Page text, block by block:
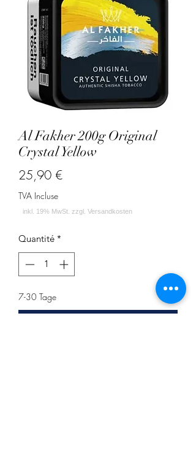
Al Fakher 200g Original
Crystal Yellow
25,90 €Prix
TVA Incluse
Quantité *
7-30 Tage